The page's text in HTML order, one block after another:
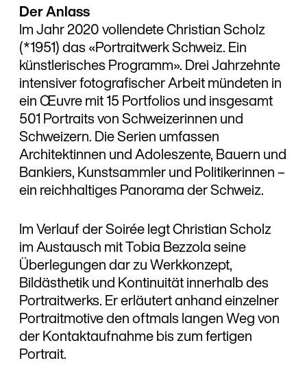
Der Anlass
Im Jahr 2020 vollendete Christian Scholz
(*1951) das «Portraitwerk Schweiz. Ein
künstlerisches Programm». Drei Jahrzehnte
intensiver fotografischer Arbeit mündeten in
ein Œuvre mit 15 Portfolios und insgesamt
501 Portraits von Schweizerinnen und
Schweizern. Die Serien umfassen
Architektinnen und Adoleszente, Bauern und
Bankiers, Kunstsammler und Politikerinnen –
ein reichhaltiges Panorama der Schweiz.
Im Verlauf der Soirée legt Christian Scholz
im Austausch mit Tobia Bezzola seine
Überlegungen dar zu Werkkonzept,
Bildästhetik und Kontinuität innerhalb des
Portraitwerks. Er erläutert anhand einzelner
Portraitmotive den oftmals langen Weg von
der Kontaktaufnahme bis zum fertigen
Portrait.